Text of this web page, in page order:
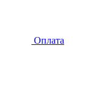
Оплата